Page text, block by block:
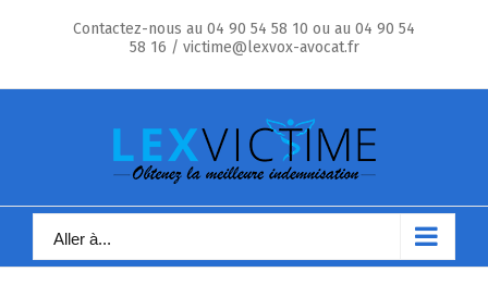
Contactez-nous au 04 90 54 58 10 ou au 04 90 54
58 16 / victime@lexvox-avocat.fr
Aller à...